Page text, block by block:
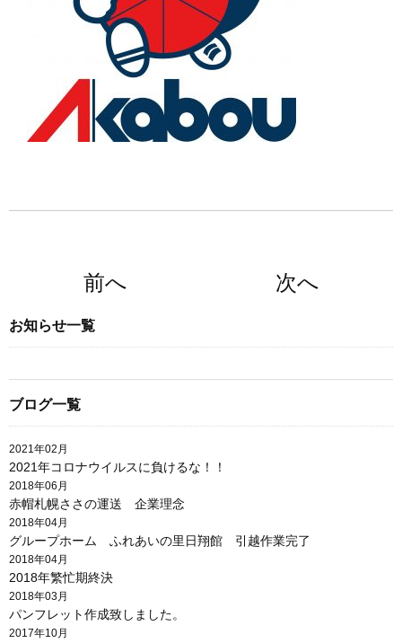
前へ 次へ
お知らせ一覧
ブログ一覧
2021年02月
2021年コロナウイルスに負けるな！！
2018年06月
赤帽札幌ささの運送 企業理念
2018年04月
グループホーム ふれあいの里日翔館 引越作業完了
2018年04月
2018年繁忙期終決
2018年03月
パンフレット作成致しました。
2017年10月